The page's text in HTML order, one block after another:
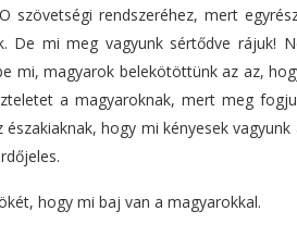
szövetségi rendszeréhez, mert
De mi meg vagyunk sértődve rájuk!
mi, magyarok belekötöttünk az az,
a magyaroknak, mert meg
hogy mi kényesek vagyunk
hogy mi baj van a magyarokkal.